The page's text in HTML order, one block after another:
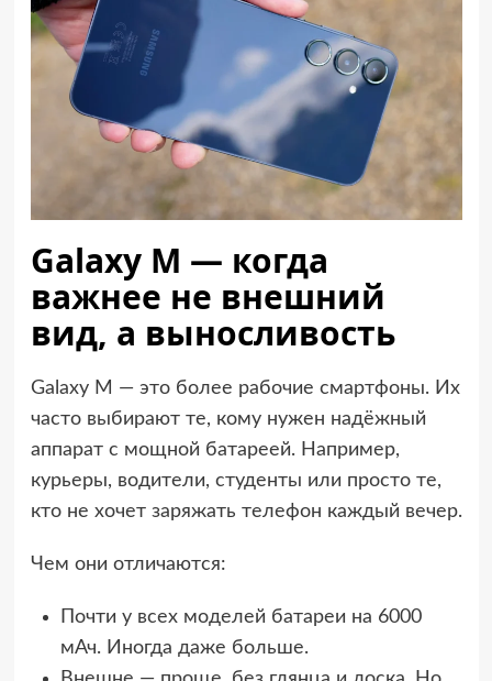
Galaxy M — когда
важнее не внешний
вид, а выносливость
Galaxy M — это более рабочие смартфоны. Их
часто выбирают те, кому нужен надёжный
аппарат с мощной батареей. Например,
курьеры, водители, студенты или просто те,
кто не хочет заряжать телефон каждый вечер.
Чем они отличаются:
Почти у всех моделей батареи на 6000
мАч. Иногда даже больше.